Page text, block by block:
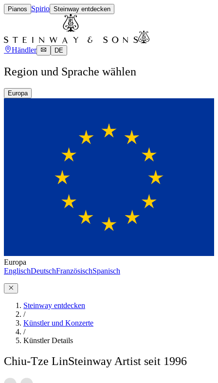
Pianos Spirio Steinway entdecken
Händler DE
Region und Sprache wählen
Europa
Europa
EnglischDeutschFranzösischSpanisch
Steinway entdecken
/
Künstler und Konzerte
/
Künstler Details
Chiu-Tze LinSteinway Artist seit 1996